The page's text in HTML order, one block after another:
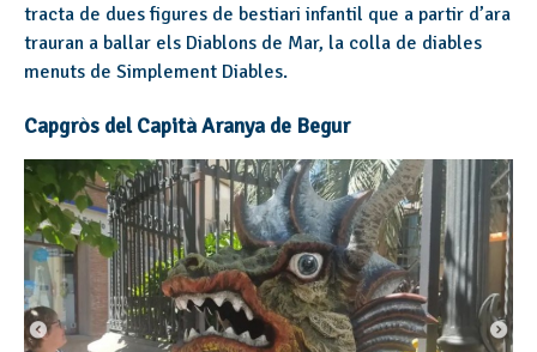
tracta de dues figures de bestiari infantil que a partir d’ara
trauran a ballar els Diablons de Mar, la colla de diables
menuts de Simplement Diables.
Capgròs del Capità Aranya de Begur